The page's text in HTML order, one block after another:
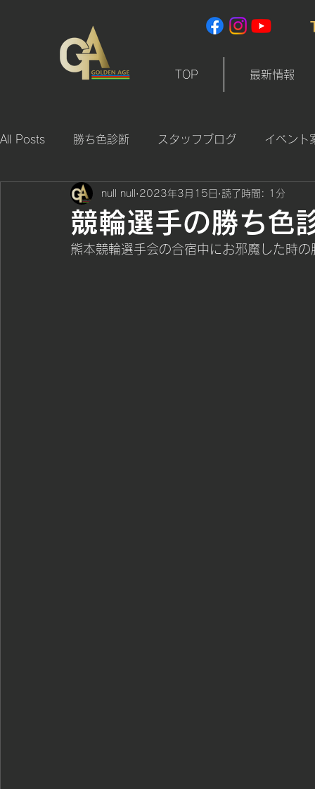
TOP 最新情報
All Posts 勝ち色診断 スタッフブログ イベント
競輪選手の勝ち色
null null 2023年3月15日 読了時間: 1分
熊本競輪選手会の合宿中にお邪魔した時